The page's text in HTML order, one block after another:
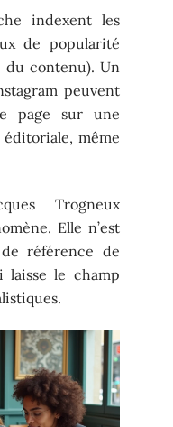
indexent les
de popularité
contenu). Un
peuvent
page sur une
même
Trogneux
Elle n’est
référence de
laisse le champ